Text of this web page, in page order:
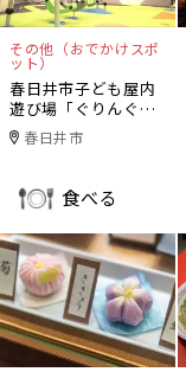
その他（おでかけスポ
ット）
春日井市子ども屋内
遊び場「ぐりんぐり
ん」春日井市
食べる